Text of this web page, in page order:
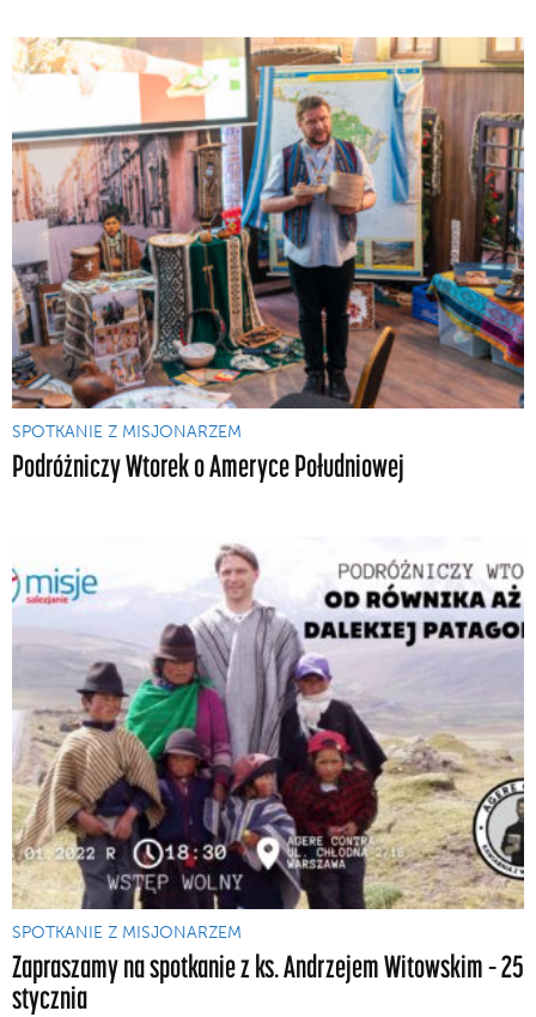
SPOTKANIE Z MISJONARZEM
Podróżniczy Wtorek o Ameryce Południowej
SPOTKANIE Z MISJONARZEM
Zapraszamy na spotkanie z ks. Andrzejem Witowskim – 25
stycznia